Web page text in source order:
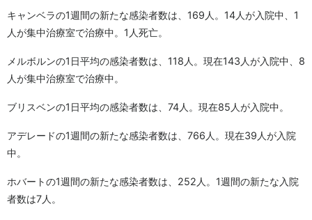
キャンベラの1週間の新たな感染者数は、169人。14人が入院中、1
人が集中治療室で治療中。1人死亡。
メルボルンの1日平均の感染者数は、118人。現在143人が入院中、8
人が集中治療室で治療中。
ブリスベンの1日平均の感染者数は、74人。現在85人が入院中。
アデレードの1週間の新たな感染者数は、766人。現在39人が入院
中。
ホバートの1週間の新たな感染者数は、252人。1週間の新たな入院
者数は7人。